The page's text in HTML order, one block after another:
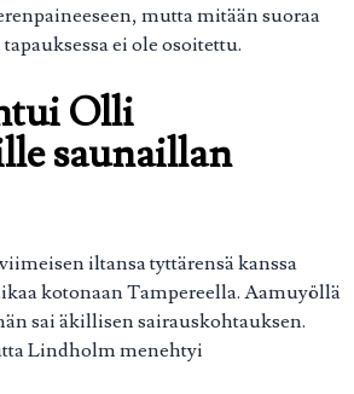
mutta mitään suoraa
ei ole osoitettu.
Olli
saunaillan
iltansa tyttärensä kanssa
kotonaan Tampereella. Aamuyöllä
sai äkillisen sairauskohtauksen.
Lindholm menehtyi